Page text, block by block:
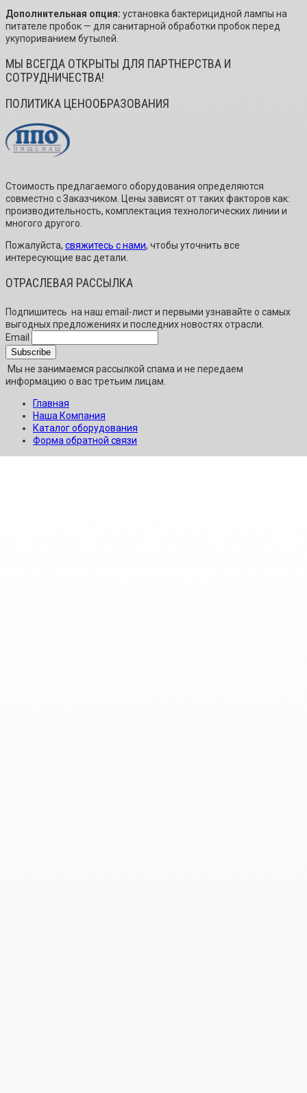
Дополнительная опция: установка бактерицидной лампы на
питателе пробок — для санитарной обработки пробок перед
укупориванием бутылей.
МЫ ВСЕГДА ОТКРЫТЫ ДЛЯ ПАРТНЕРСТВА И
СОТРУДНИЧЕСТВА!
ПОЛИТИКА ЦЕНООБРАЗОВАНИЯ
Стоимость предлагаемого оборудования определяются
совместно с Заказчиком. Цены зависят от таких факторов как:
производительность, комплектация технологических линии и
многого другого.
Пожалуйста, свяжитесь с нами, чтобы уточнить все
интересующие вас детали.
ОТРАСЛЕВАЯ РАССЫЛКА
Подпишитесь на наш email-лист и первыми узнавайте о самых
выгодных предложениях и последних новостях отрасли.
Email
Мы не занимаемся рассылкой спама и не передаем
информацию о вас третьим лицам.
Главная
Наша Компания
Каталог оборудования
Форма обратной связи